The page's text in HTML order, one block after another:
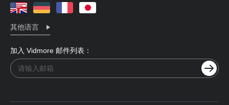
其他语言
加入 Vidmore 邮件列表：